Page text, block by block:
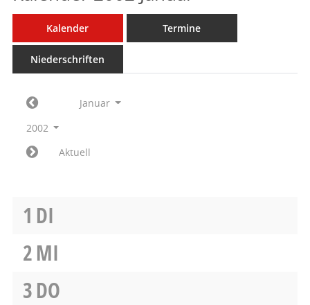
Kalender Termine
Niederschriften
Januar
2002
Aktuell
1 DI
2MI
3DO